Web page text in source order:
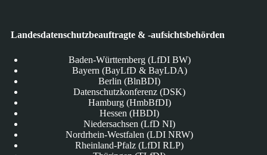
Landesdatenschutzbeauftragte & -aufsichtsbehörden
Baden-Württemberg (LfDI BW)
Bayern (BayLfD & BayLDA)
Berlin (BlnBDI)
Datenschutzkonferenz (DSK)
Hamburg (HmbBfDI)
Hessen (HBDI)
Niedersachsen (LfD NI)
Nordrhein-Westfalen (LDI NRW)
Rheinland-Pfalz (LfDI RLP)